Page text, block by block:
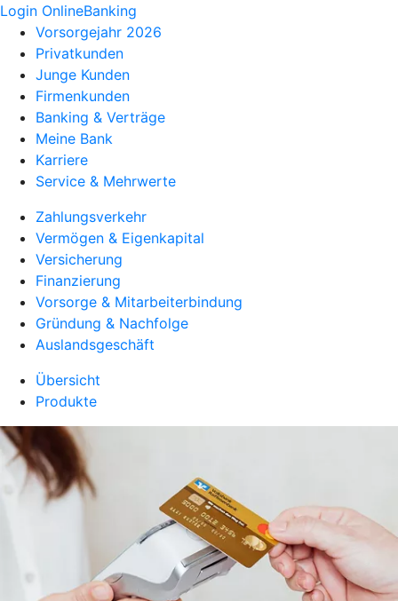
Login OnlineBanking
Vorsorgejahr 2026
Privatkunden
Junge Kunden
Firmenkunden
Banking & Verträge
Meine Bank
Karriere
Service & Mehrwerte
Zahlungsverkehr
Vermögen & Eigenkapital
Versicherung
Finanzierung
Vorsorge & Mitarbeiterbindung
Gründung & Nachfolge
Auslandsgeschäft
Übersicht
Produkte